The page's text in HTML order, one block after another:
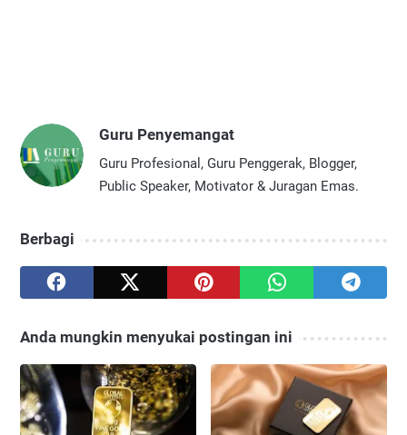
Guru Penyemangat
Guru Profesional, Guru Penggerak, Blogger,
Public Speaker, Motivator & Juragan Emas.
Berbagi
Anda mungkin menyukai postingan ini